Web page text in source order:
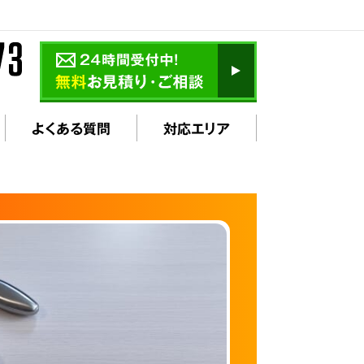
よくある質問 対応エリア